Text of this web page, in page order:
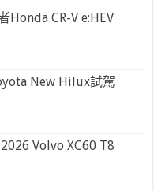
Honda CR-V e:HEV
New Hilux試駕
Volvo XC60 T8